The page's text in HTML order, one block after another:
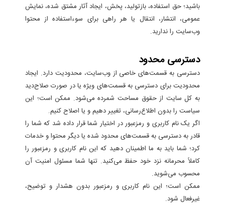
باشید؛ حق استفاده، بازتولید، پخش، ایجاد آثار مشتق شده، نمایش
عمومی، انتشار، انتقال یا هر راهی برای سوءاستفاده از محتوا
وب‌سایت را ندارید.
دسترسی محدود
دسترسی به قسمت‌های خاصی از وب‌سایت، محدودیت دارد. ایجاد
محدودیت برای دسترسی به قسمت‌های ویژه یا در صورت صلاح‌دید
به کل سایت از حقوق مساحت شمرده می‌شود. ممکن است؛ این
سیاست را بدون اطلاع‌رسانی، تغییر دهیم و یا اصلاح کنیم.
اگر یک نام کاربری و رمزعبور در اختیار شما قرار داده شد که شما را
قادر به دسترسی به قسمت‌های محدود شده یا دیگر محتوا و خدمات
کرد؛ شما باید به ما اطمینان دهید که این نام کاربری و رمزعبور را
کاملاً محرمانه نزد خود حفظ می‌کنید. تنها شما مسئول امنیت آن
محسوب می‌شوید.
ممکن است؛ این نام کاربری و رمزعبور بدون هشدار و توضیح،
غیرفعال شود.